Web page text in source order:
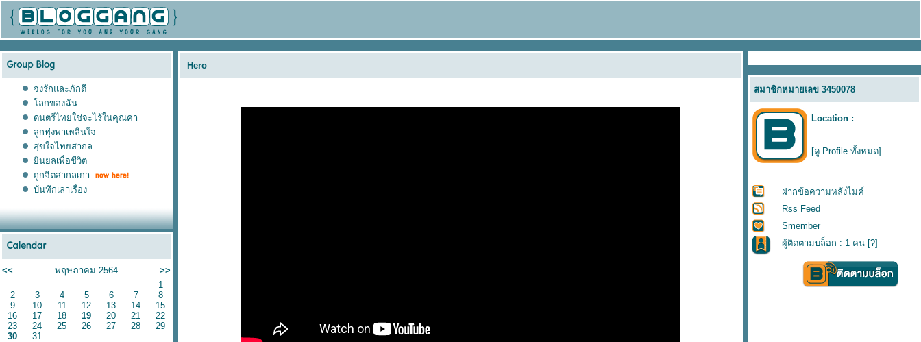
จงรักและภักดี
ลกของฉัน
ดนตรีไทยใช่จะไร้ในคุณค่า
ลูกทุ่งพาเพลินใจ
สุขใจไทยสากล
ินยลเพื่อชีวิต
ถูกจิตสากลเก่า
บันทึกเล่าเรื่อง
<< พฤษภาคม 2564
>>
1
2
3 4 5 6 7
8
9
10 11 12 13 14
15
16
17 18 19 20 21
22
23
24 25 26 27 28
29
30
31
Hero
สมาชิกหมายเลข 3450078
Location :
[ดู Profile ทั้งหมด]
ฝากข้อความหลังไมค์
Rss Feed
Smember
ผู้ติดตามบล็อก : 1 คน [?]